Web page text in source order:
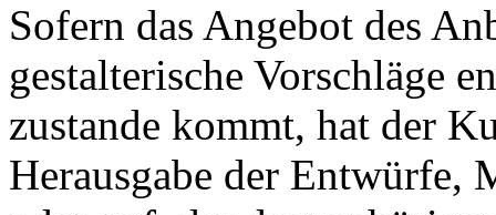
Sofern das Angebot des
gestalterische Vorschläge
zustande kommt, hat der
Herausgabe der Entwürfe,